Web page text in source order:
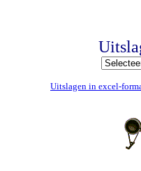
Uitslagen in excel-